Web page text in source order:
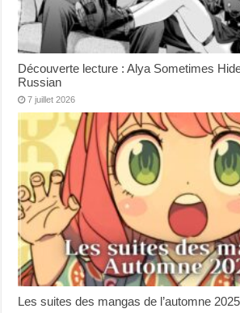
Découverte lecture : Alya Sometimes
Russian
7 juillet 2026
Les suites des mangas de l’automne 2025